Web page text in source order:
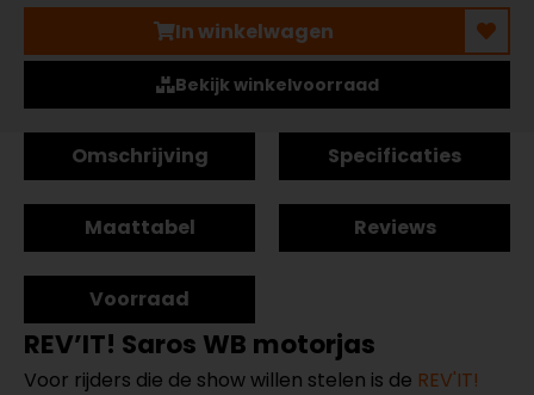
In winkelwagen
Bekijk winkelvoorraad
Omschrijving Specificaties
Maattabel Reviews
Voorraad
REV’IT! Saros WB motorjas
Voor rijders die de show willen stelen is de REV'IT!